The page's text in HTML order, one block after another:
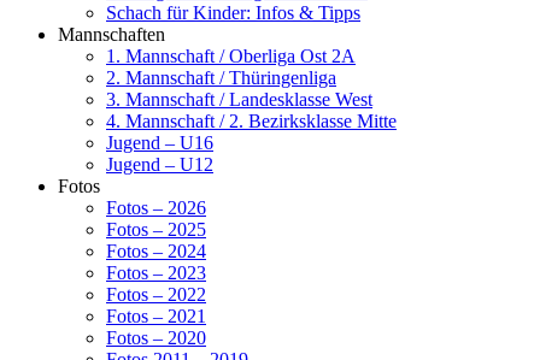
Schach für Kinder: Infos & Tipps
Mannschaften
1. Mannschaft / Oberliga Ost 2A
2. Mannschaft / Thüringenliga
3. Mannschaft / Landesklasse West
4. Mannschaft / 2. Bezirksklasse Mitte
Jugend – U16
Jugend – U12
Fotos
Fotos – 2026
Fotos – 2025
Fotos – 2024
Fotos – 2023
Fotos – 2022
Fotos – 2021
Fotos – 2020